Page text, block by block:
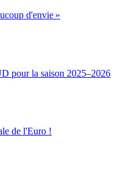
d'envie »
pour la saison 2025–2026
de l'Euro !